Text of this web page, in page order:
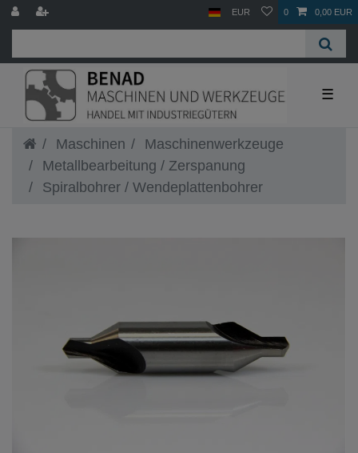
EUR 0 0,00 EUR
☰
Maschinen
Maschinenwerkzeuge
Metallbearbeitung / Zerspanung
Spiralbohrer / Wendeplattenbohrer